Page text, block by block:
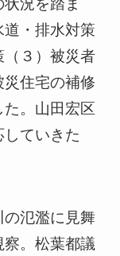
・排水対策
（３）被災者
住宅の補修
。山田宏区
ていきた
氾濫に見舞
。松葉都議